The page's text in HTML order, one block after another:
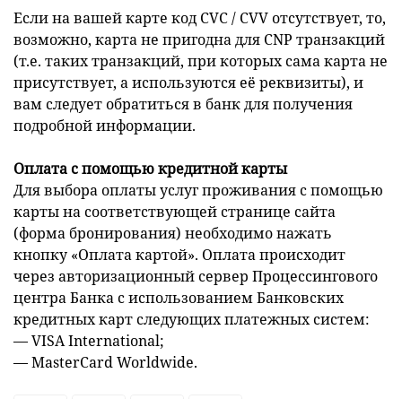
Если на вашей карте код CVC / CVV отсутствует, то,
возможно, карта не пригодна для CNP транзакций
(т.е. таких транзакций, при которых сама карта не
присутствует, а используются её реквизиты), и
вам следует обратиться в банк для получения
подробной информации.
Оплата с помощью кредитной карты
Для выбора оплаты услуг проживания с помощью
карты на соответствующей странице сайта
(форма бронирования) необходимо нажать
кнопку «Оплата картой». Оплата происходит
через авторизационный сервер Процессингового
центра Банка с использованием Банковских
кредитных карт следующих платежных систем:
— VISA International;
— MasterCard Worldwide.